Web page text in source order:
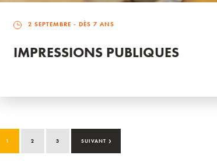
2 SEPTEMBRE - DÈS 7 ANS
IMPRESSIONS PUBLIQUES
1 2 3 SUIVANT ›